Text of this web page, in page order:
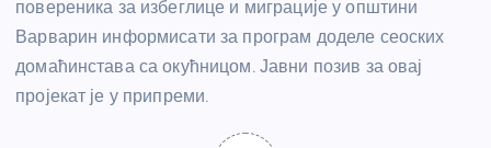
повереника за избеглице и миграције у општини
Варварин информисати за програм доделе сеоских
домаћинстава са окућницом. Јавни позив за овај
пројекат је у припреми.